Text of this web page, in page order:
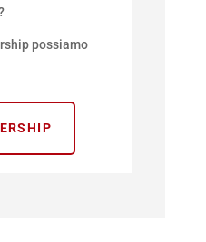
possiamo